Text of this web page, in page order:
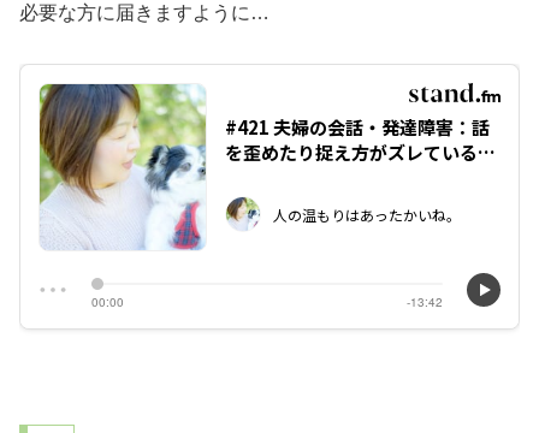
必要な方に届きますように…